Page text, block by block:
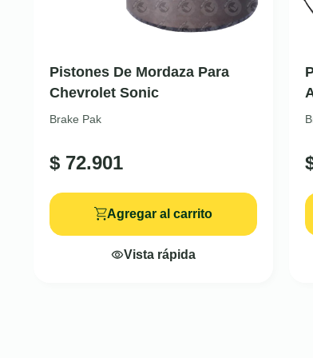
Pistones De Mordaza Para
Chevrolet Sonic
Brake Pak
$ 72.901
Agregar al carrito
Vista rápida